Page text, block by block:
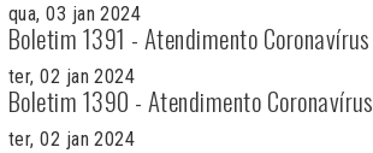
qua, 03 jan 2024
Boletim 1391 - Atendimento Coronavírus
ter, 02 jan 2024
Boletim 1390 - Atendimento Coronavírus
ter, 02 jan 2024